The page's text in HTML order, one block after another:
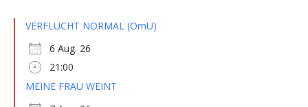
VERFLUCHT NORMAL (OmU)
6 Aug. 26
21:00
MEINE FRAU WEINT